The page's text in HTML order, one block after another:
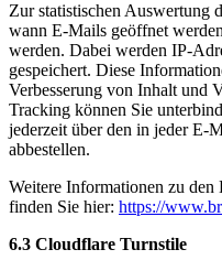
Zur statistischen Auswertung
wann E-Mails geöffnet
werden. Dabei werden IP-
gespeichert. Diese
Verbesserung von Inhalt und
Tracking können Sie
jederzeit über den in jeder E-
abbestellen.
Weitere Informationen zu
finden Sie hier: https://
6.3 Cloudflare Turnstile